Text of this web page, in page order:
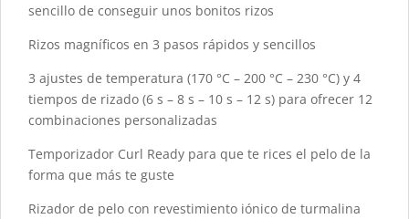
sencillo de conseguir unos bonitos rizos
Rizos magníficos en 3 pasos rápidos y sencillos
3 ajustes de temperatura (170 °C – 200 °C – 230 °C) y 4
tiempos de rizado (6 s – 8 s – 10 s – 12 s) para ofrecer 12
combinaciones personalizadas
Temporizador Curl Ready para que te rices el pelo de la
forma que más te guste
Rizador de pelo con revestimiento iónico de turmalina